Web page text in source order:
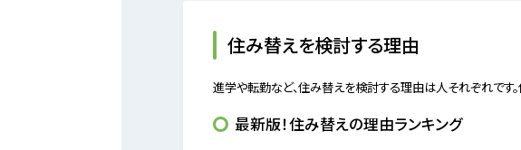
住み替えを検討する理由
進学や転勤など、住み替えを検討する理由は人それぞれです
最新版！住み替えの理由ランキング